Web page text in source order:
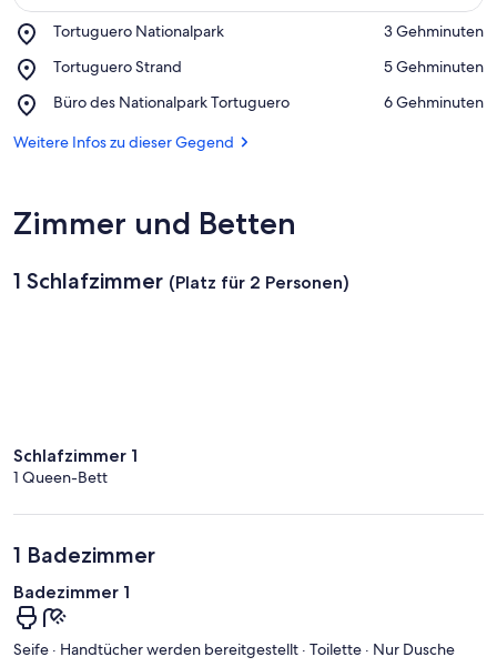
Tortuguero Nationalpark
Place,
Nationalpark
‪3 Gehminuten‬
Tortuguero Strand
Place,
Strand
‪5 Gehminuten‬
Büro des Nationalpark Tortuguero
Place,
des
‪6 Gehminuten‬
Weitere Infos zu dieser Gegend
Zimmer und Betten
1 Schlafzimmer (Platz für 2 Personen)
Schlafzimmer 1
1 Queen-Bett
1 Badezimmer
Badezimmer 1
Seife · Handtücher werden bereitgestellt · Toilette · Nur Dusche